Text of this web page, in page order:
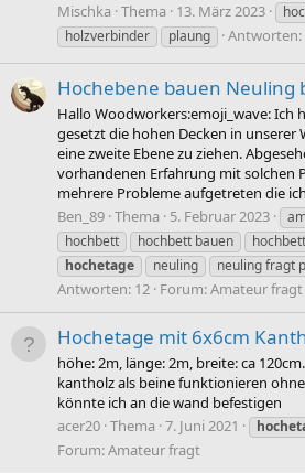
Mischka Thema 13. März 2023
holzverbinder
plaung Antworten:
Hochebene bauen Neuling
Hallo Woodworkers:emoji_wave: Ich
gesetzt die hohen Decken in
eine zweite Ebene zu ziehen.
vorhandenen Erfahrung mit solchen
mehrere Probleme aufgetreten die
Ben_89 Thema 5. Februar 2023
hochbett
hochbett bauen
hochetage
neuling neuling fragt
Antworten: 12 Forum:Amateur fragt
Hochetage mit 6x6cm
höhe: 2m, länge: 2m, breite: ca
kantholz als beine funktionieren
könnte ich an die wand befestigen
acer20 Thema 7. Juni 2021
Forum:Amateur fragt